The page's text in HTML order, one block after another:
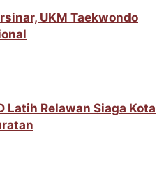
UKM Taekwondo
Latih Relawan Siaga Kota